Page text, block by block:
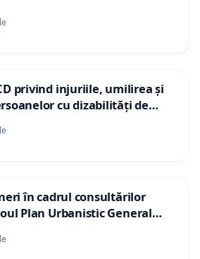
privind injuriile, umilirea și
cu dizabilități de
„Gorici”
în cadrul consultărilor
Plan Urbanistic General